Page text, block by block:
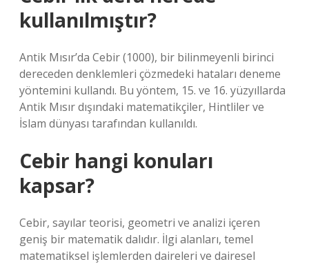
kullanılmıştır?
Antik Mısır’da Cebir (1000), bir bilinmeyenli birinci
dereceden denklemleri çözmedeki hataları deneme
yöntemini kullandı. Bu yöntem, 15. ve 16. yüzyıllarda
Antik Mısır dışındaki matematikçiler, Hintliler ve
İslam dünyası tarafından kullanıldı.
Cebir hangi konuları
kapsar?
Cebir, sayılar teorisi, geometri ve analizi içeren
geniş bir matematik dalıdır. İlgi alanları, temel
matematiksel işlemlerden daireleri ve dairesel